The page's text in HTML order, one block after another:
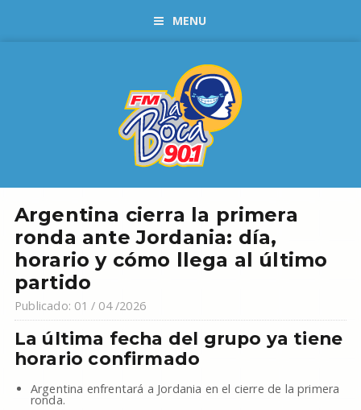
MENU
Argentina cierra la primera
ronda ante Jordania: día,
horario y cómo llega al último
partido
Publicado: 01 / 04 /2026
La última fecha del grupo ya tiene
horario confirmado
Argentina enfrentará a Jordania en el cierre de la primera
ronda.